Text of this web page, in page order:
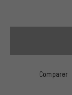
Comparer